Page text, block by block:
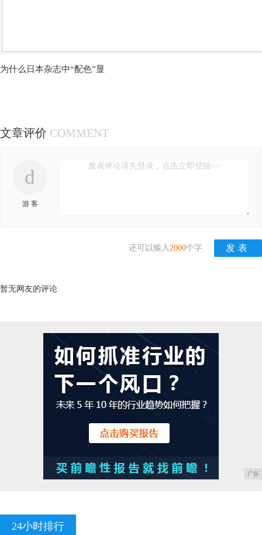
为什么日本杂志中“配色”显
文章评价 COMMENT
d
游 客
发表评论请先登录，点击立即登陆>>
还可以输入 2000个字
暂无网友的评论
广告
24小时排行